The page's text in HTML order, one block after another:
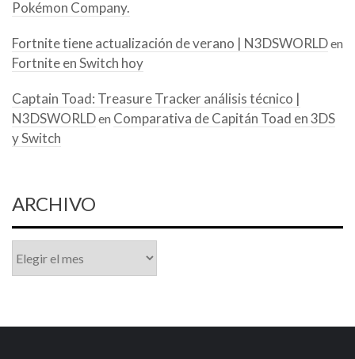
Pokémon Company.
Fortnite tiene actualización de verano | N3DSWORLDen
Fortnite en Switch hoy
Captain Toad: Treasure Tracker análisis técnico |
N3DSWORLDen Comparativa de Capitán Toad en 3DS
y Switch
ARCHIVO